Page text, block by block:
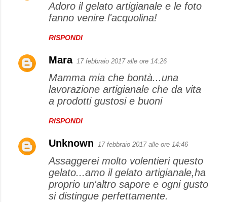
Adoro il gelato artigianale e le foto
fanno venire l'acquolina!
RISPONDI
Mara 17 febbraio 2017 alle ore 14:26
Mamma mia che bontà...una
lavorazione artigianale che da vita
a prodotti gustosi e buoni
RISPONDI
Unknown 17 febbraio 2017 alle ore 14:46
Assaggerei molto volentieri questo
gelato...amo il gelato artigianale,ha
proprio un'altro sapore e ogni gusto
si distingue perfettamente.